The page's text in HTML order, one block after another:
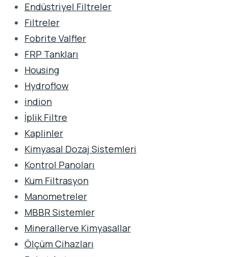
Endüstriyel Filtreler
Filtreler
Fobrite Valfler
FRP Tankları
Housing
Hydroflow
indion
İplik Filtre
Kaplinler
Kimyasal Dozaj Sistemleri
Kontrol Panoları
Kum Filtrasyon
Manometreler
MBBR Sistemler
Minerallerve Kimyasallar
Ölçüm Cihazları